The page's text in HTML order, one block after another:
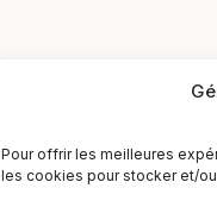
Pour offrir les meilleures
les cookies pour stocker et/